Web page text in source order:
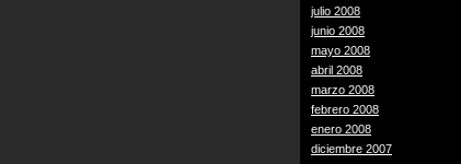
julio 2008
junio 2008
mayo 2008
abril 2008
marzo 2008
febrero 2008
enero 2008
diciembre 2007